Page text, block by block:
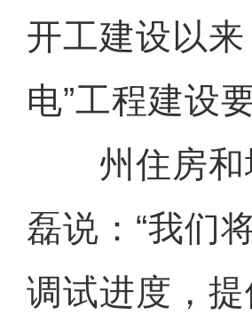
开工建设以
电”工程建设
州住房和
磊说：“我们
调试进度，